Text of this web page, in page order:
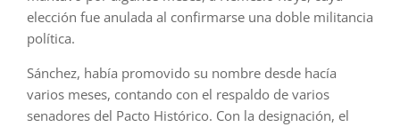
elección fue anulada al confirmarse una doble militancia
política.
Sánchez, había promovido su nombre desde hacía
varios meses, contando con el respaldo de varios
senadores del Pacto Histórico. Con la designación, el